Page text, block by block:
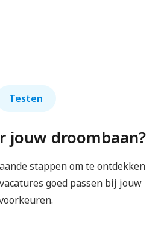
Testen
jouw droombaan?
stappen om te ontdekken
goed passen bij jouw